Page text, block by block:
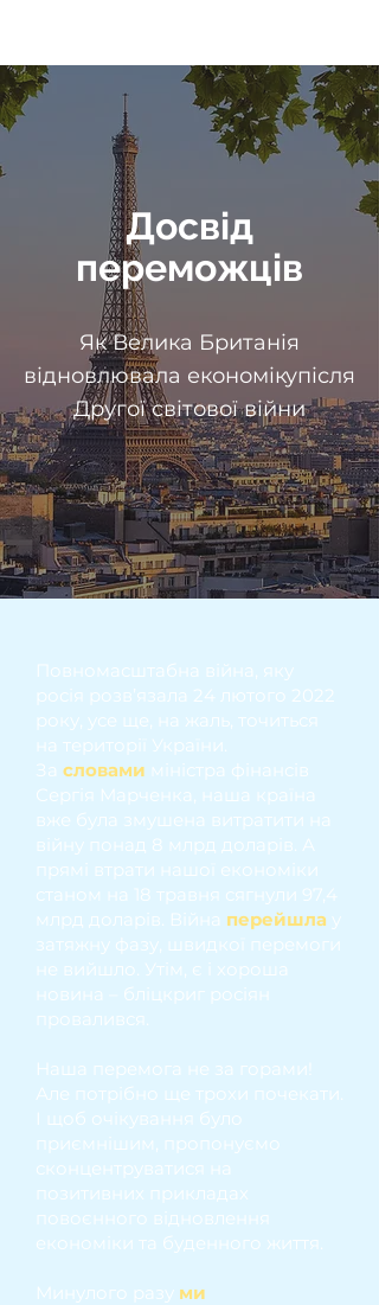
Досвід
переможців
Як Велика Британія
відновлювала економікупісля
Другої світової війни
Повномасштабна війна, яку
росія розв’язала 24 лютого 2022
року, усе ще, на жаль, точиться
на території України.
За словами міністра фінансів
Сергія Марченка, наша країна
вже була змушена витратити на
війну понад 8 млрд доларів. А
прямі втрати нашої економіки
станом на 18 травня сягнули 97,4
млрд доларів. Війна перейшла у
затяжну фазу, швидкої перемоги
не вийшло. Утім, є і хороша
новина – бліцкриг росіян
провалився.
Наша перемога не за горами!
Але потрібно ще трохи почекати.
І щоб очікування було
приємнішим, пропонуємо
сконцентруватися на
позитивних прикладах
повоєнного відновлення
економіки та буденного життя.
Минулого разу ми